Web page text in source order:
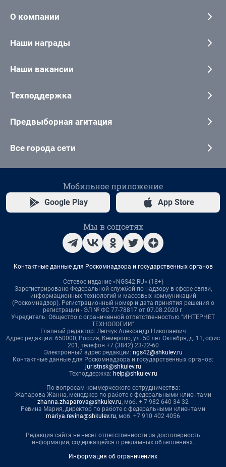
О компании
Наши награды
Наши вакансии
Техподдержка
Предвыборная агитация
Все города сети
Мобильное приложение
Google Play App Store
Мы в соцсетях
Контактные данные для Роскомнадзора и государственных органов
Сетевое издание «NGS42.RU» (18+)
Зарегистрировано Федеральной службой по надзору в сфере связи,
информационных технологий и массовых коммуникаций
(Роскомнадзор). Регистрационный номер и дата принятия решения о
регистрации - ЭЛ № ФС 77-78817 от 07.08.2020 г.
Учредитель: Общество с ограниченной ответственностью "ИНТЕРНЕТ
ТЕХНОЛОГИИ"
Главный редактор: Левчук Александр Николаевич
Адрес редакции: 650000, Россия, Кемерово, ул. 50 лет Октября, д. 11, офис
201, телефон +7 (3842) 23-22-60
Электронный адрес редакции: ngs42@shkulev.ru
Контактные данные для Роскомнадзора и государственных органов:
juristnsk@shkulev.ru
Техподдержка: help@shkulev.ru
По вопросам коммерческого сотрудничества:
Жапарова Жанна, менеджер по работе с федеральными клиентами
zhanna.zhaparova@shkulev.ru, моб. + 7 982 640 34 32
Ревина Мария, директор по работе с федеральными клиентами
mariya.revina@shkulev.ru, моб. +7 910 402 4056
Редакция сайта не несет ответственности за достоверность
информации, содержащейся в рекламных объявлениях.
Информация об ограничениях